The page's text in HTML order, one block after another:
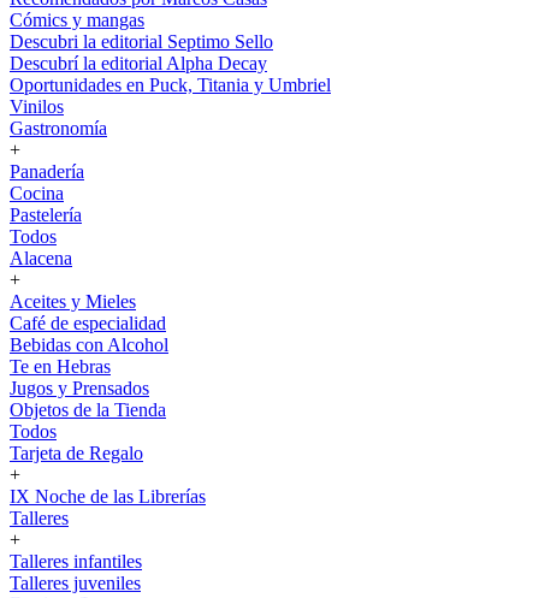
Cómics y mangas
Descubri la editorial Septimo Sello
Descubrí la editorial Alpha Decay
Oportunidades en Puck, Titania y Umbriel
Vinilos
Gastronomía
+
Panadería
Cocina
Pastelería
Todos
Alacena
+
Aceites y Mieles
Café de especialidad
Bebidas con Alcohol
Te en Hebras
Jugos y Prensados
Objetos de la Tienda
Todos
Tarjeta de Regalo
+
IX Noche de las Librerías
Talleres
+
Talleres infantiles
Talleres juveniles